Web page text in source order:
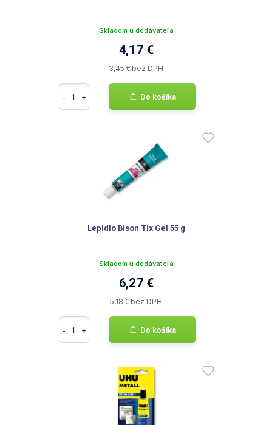
Skladom u dodávateľa
4,17 €
3,45 € bez DPH
- + Do košíka
Lepidlo Bison Tix Gel 55 g
Skladom u dodávateľa
6,27 €
5,18 € bez DPH
- + Do košíka